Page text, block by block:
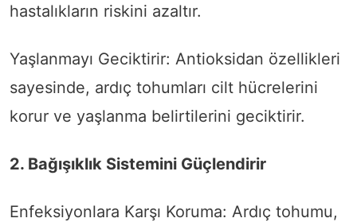
hastalıkların riskini azaltır.
Yaşlanmayı Geciktirir: Antioksidan özellikleri
sayesinde, ardıç tohumları cilt hücrelerini
korur ve yaşlanma belirtilerini geciktirir.
2. Bağışıklık Sistemini Güçlendirir
Enfeksiyonlara Karşı Koruma: Ardıç tohumu,